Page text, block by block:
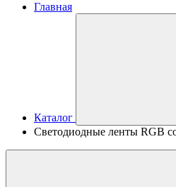
Главная
Каталог
Светодиодные ленты RGB